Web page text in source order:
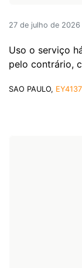
27 de julho de 2026
Uso o serviço
pelo contrário,
SAO PAULO,